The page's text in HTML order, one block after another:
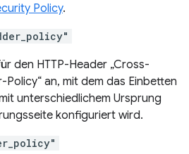
Policy.
den HTTP-Header „Cross-
an, mit dem das Einbetten
unterschiedlichem Ursprung
konfiguriert wird.